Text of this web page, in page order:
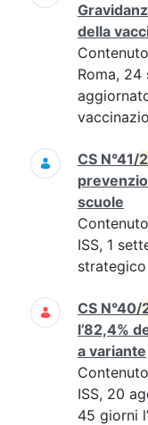
della
Roma,
CS N°41/
scuole
ISS, 1
CS N°40/
l’82,4%
a variante
ISS, 20
45 giorni